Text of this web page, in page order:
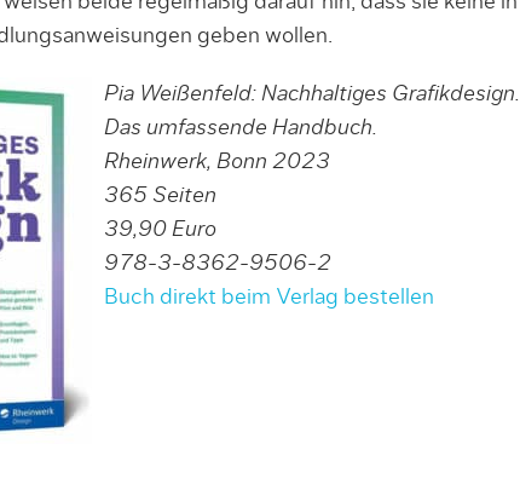
geben wollen.
Pia Weißenfeld: Nachhaltiges Grafikdesign.
Das umfassende Handbuch.
Rheinwerk, Bonn 2023
365 Seiten
39,90 Euro
978-3-8362-9506-2
Buch direkt beim Verlag bestellen